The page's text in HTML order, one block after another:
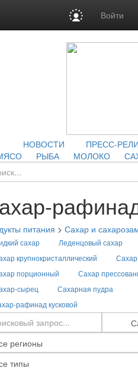
Войти
НОВОСТИ ПРЕСС-
РЫБА МОЛОКО
питания > Сахар и
сахар Леденцовый сахар
крупнокристаллический
Сахар
порционный
Сахар
сырец
Сахарная пудра
рафинад кусковой